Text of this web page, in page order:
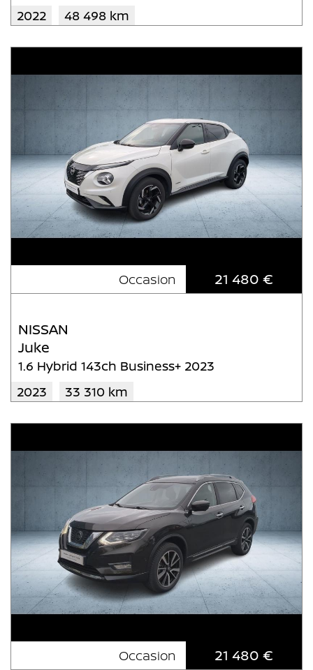
2022
48 498 km
Occasion 21 480 €
NISSAN
Juke
1.6 Hybrid 143ch Business+ 2023
2023
33 310 km
Occasion 21 480 €